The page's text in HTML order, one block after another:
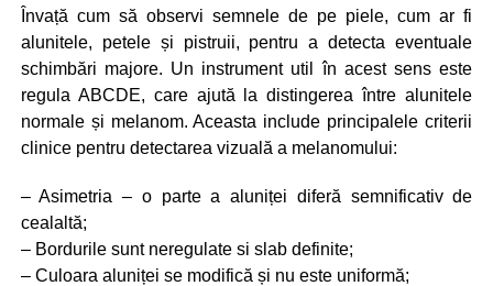
Învață cum să observi semnele de pe piele, cum ar fi
alunitele, petele și pistruii, pentru a detecta eventuale
schimbări majore. Un instrument util în acest sens este
regula ABCDE, care ajută la distingerea între alunitele
normale și melanom. Aceasta include principalele criterii
clinice pentru detectarea vizuală a melanomului:
– Asimetria – o parte a aluniței diferă semnificativ de
cealaltă;
– Bordurile sunt neregulate si slab definite;
– Culoara aluniței se modifică și nu este uniformă;